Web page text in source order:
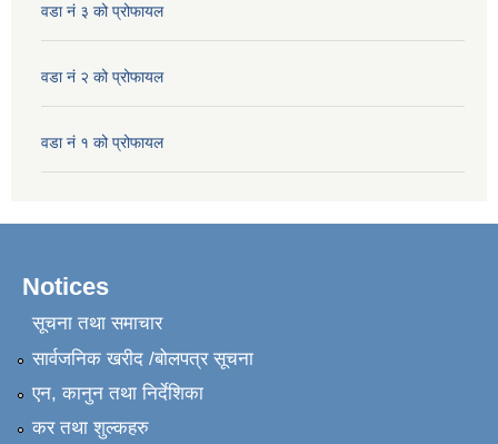
वडा नं ३ को प्रोफायल
वडा नं २ को प्रोफायल
वडा नं १ को प्रोफायल
Notices
सूचना तथा समाचार
सार्वजनिक खरीद /बोलपत्र सूचना
एन, कानुन तथा निर्देशिका
कर तथा शुल्कहरु